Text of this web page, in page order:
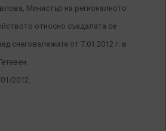
Министър на регионалното
относно създалата се
снеговалежите от 7.01.2012 г. в
2012.